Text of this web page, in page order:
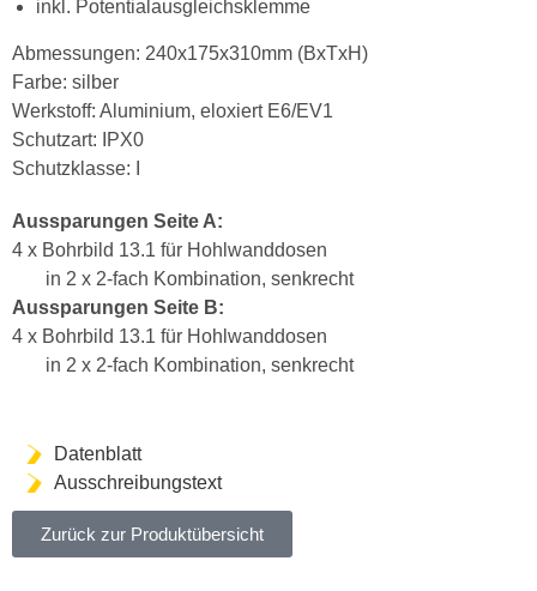
inkl. Potentialausgleichsklemme
Abmessungen: 240x175x310mm (BxTxH)
Farbe: silber
Werkstoff: Aluminium, eloxiert E6/EV1
Schutzart: IPX0
Schutzklasse: I
Aussparungen Seite A:
4 x Bohrbild 13.1 für Hohlwanddosen
in 2 x 2-fach Kombination, senkrecht
Aussparungen Seite B:
4 x Bohrbild 13.1 für Hohlwanddosen
in 2 x 2-fach Kombination, senkrecht
Datenblatt
Ausschreibungstext
Zurück zur Produktübersicht